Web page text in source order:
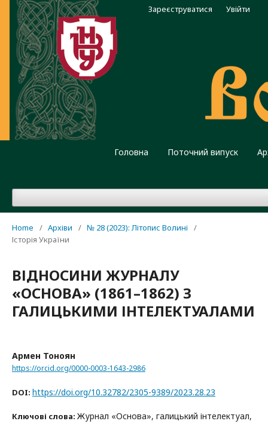
Головна Поточний випуск
Зареєструватися Увійти
Home / Архіви / № 28 (2023): Літопис Волині
/
Історія України
ВІДНОСИНИ ЖУРНАЛУ
«ОСНОВА» (1861–1862) З
ГАЛИЦЬКИМИ ІНТЕЛЕКТУАЛАМИ
Армен Тоноян
https://orcid.org/0000-0003-1643-2986
DOI: https://doi.org/10.32782/2305-9389/2023.28.23
Ключові слова: Журнал «Основа», галицький інтелектуал,